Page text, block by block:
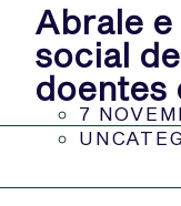
Abrale
social
doentes
7